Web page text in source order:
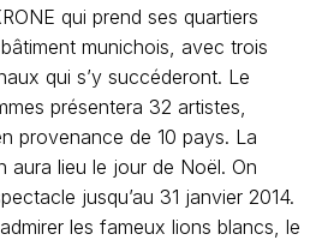
qui prend ses quartiers
munichois, avec trois
qui s’y succéderont. Le
présentera 32 artistes,
provenance de 10 pays. La
aura lieu le jour de Noël. On
jusqu’au 31 janvier 2014.
les fameux lions blancs, le